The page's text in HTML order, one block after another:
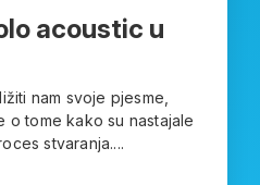
acoustic u
nam svoje pjesme,
o tome kako su nastajale
stvaranja....